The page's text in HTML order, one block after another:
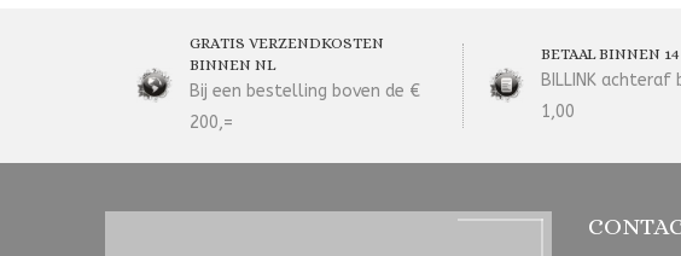
GRATIS VERZENDKOSTEN
BINNEN NL
Bij een bestelling boven de €
200,=
BETAAL BINNEN
BILLINK
1,00